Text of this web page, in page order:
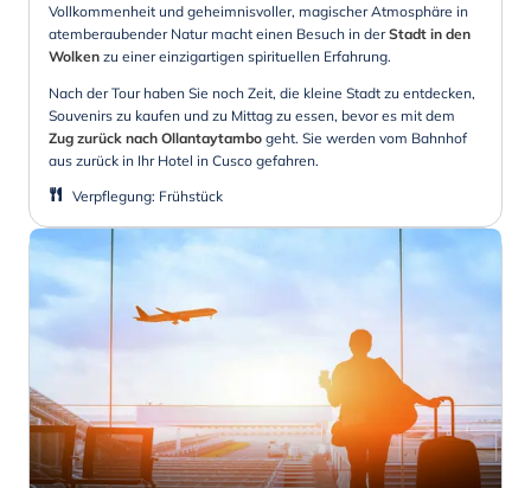
Vollkommenheit und geheimnisvoller, magischer Atmosphäre in
atemberaubender Natur macht einen Besuch in derStadt in den
Wolken zu einer einzigartigen spirituellen Erfahrung.
Nach der Tour haben Sie noch Zeit, die kleine Stadt zu entdecken,
Souvenirs zu kaufen und zu Mittag zu essen, bevor es mit dem
Zug zurück nach Ollantaytambo geht. Sie werden vom Bahnhof
aus zurück in Ihr Hotel in Cusco gefahren.
Verpflegung: Frühstück